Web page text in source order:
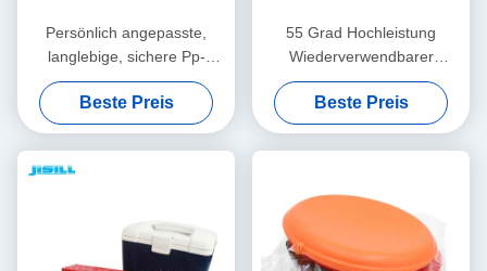
Persönlich angepasste,
langlebige, sichere Pp-
Material, wiederverwendbare
Wärmepackungen,
Handwärmer
Beste Preis
55 Grad Hochleistung
Wiederverwendbarer
Heizpack Wärmer für die
Schularbeit
Beste Preis